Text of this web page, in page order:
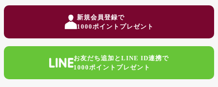
新規会員登録で
1000ポイントプレゼント
お友だち追加とLINE ID連携で
1000ポイントプレゼント